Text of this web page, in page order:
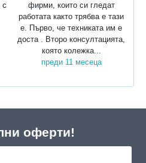
с
фирми, които си гледат
работата както трябва е тази
е. Първо, че техниката им е
доста . Второ консултацията,
която колежка...
преди 11 месеца
оферти!